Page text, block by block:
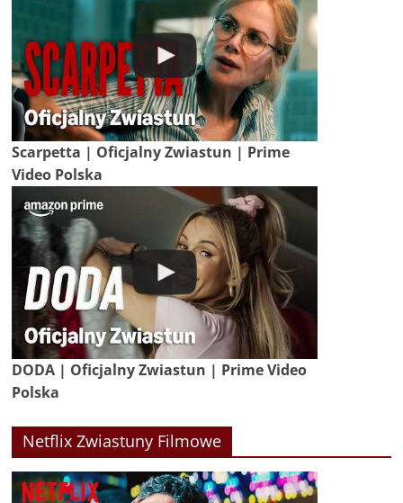
Scarpetta | Oficjalny Zwiastun | Prime
Video Polska
DODA | Oficjalny Zwiastun | Prime Video
Polska
Netflix Zwiastuny Filmowe